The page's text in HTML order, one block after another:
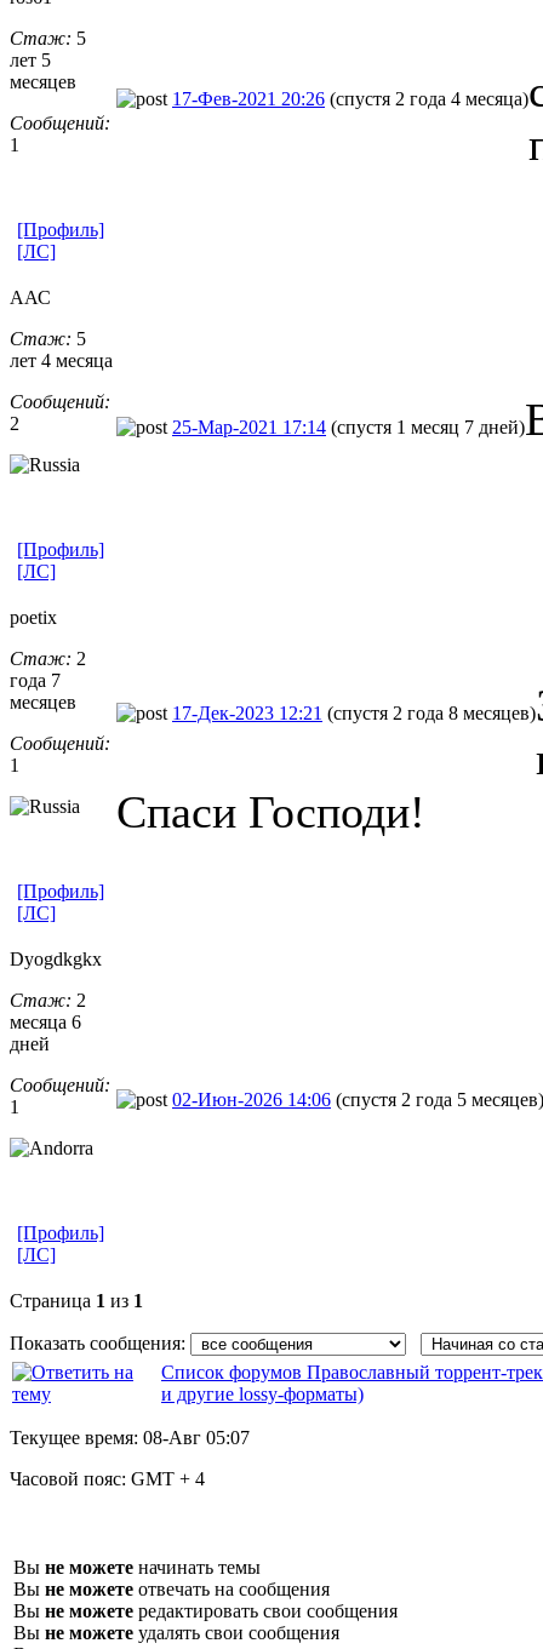
Стаж: 5
лет 5
месяцев
Сообщений:
1
17-Фев-2021 20:26 (спустя 2 года 4 месяца)
[Профиль]
[ЛС]
ААС
Стаж: 5
лет 4 месяца
Сообщений:
2
25-Мар-2021 17:14 (спустя 1 месяц 7 дней)
[Профиль]
[ЛС]
poetix
Стаж: 2
года 7
месяцев
Сообщений:
1
17-Дек-2023 12:21 (спустя 2 года 8 месяцев)
Спаси Господи!
[Профиль]
[ЛС]
Dyogdkgkx
Стаж: 2
месяца 6
дней
Сообщений:
1
02-Июн-2026 14:06 (спустя 2 года 5 месяцев)
[Профиль]
[ЛС]
Страница 1 из 1
Показать сообщения:
Список форумов Православный торрент-
и другие lossy-форматы)
Текущее время: 08-Авг 05:07
Часовой пояс: GMT + 4
Вы не можете начинать темы
Вы не можете отвечать на сообщения
Вы не можете редактировать свои сообщения
Вы не можете удалять свои сообщения